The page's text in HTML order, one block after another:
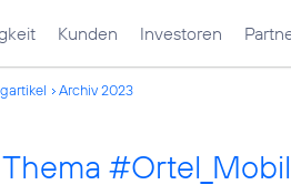
Kunden Investoren
Archiv 2023